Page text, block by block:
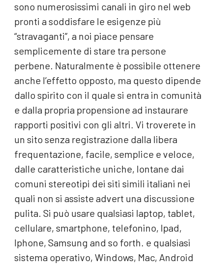
sono numerosissimi canali in giro nel web
pronti a soddisfare le esigenze più
“stravaganti”, a noi piace pensare
semplicemente di stare tra persone
perbene. Naturalmente è possibile ottenere
anche l’effetto opposto, ma questo dipende
dallo spirito con il quale si entra in comunità
e dalla propria propensione ad instaurare
rapporti positivi con gli altri. Vi troverete in
un sito senza registrazione dalla libera
frequentazione, facile, semplice e veloce,
dalle caratteristiche uniche, lontane dai
comuni stereotipi dei siti simili italiani nei
quali non si assiste advert una discussione
pulita. Si può usare qualsiasi laptop, tablet,
cellulare, smartphone, telefonino, Ipad,
Iphone, Samsung and so forth. e qualsiasi
sistema operativo, Windows, Mac, Android